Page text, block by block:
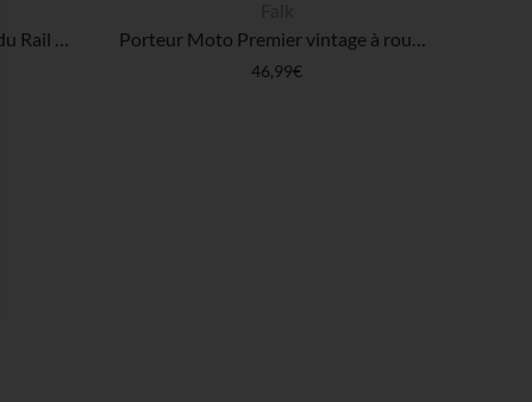
de confidentialité, en garantissant la conformité avec
Jeux de Société - Aventuriers du Rail - Mon Premier Voyage Porteur Moto Premier vintage à roues silencieuses rouge
46,99€